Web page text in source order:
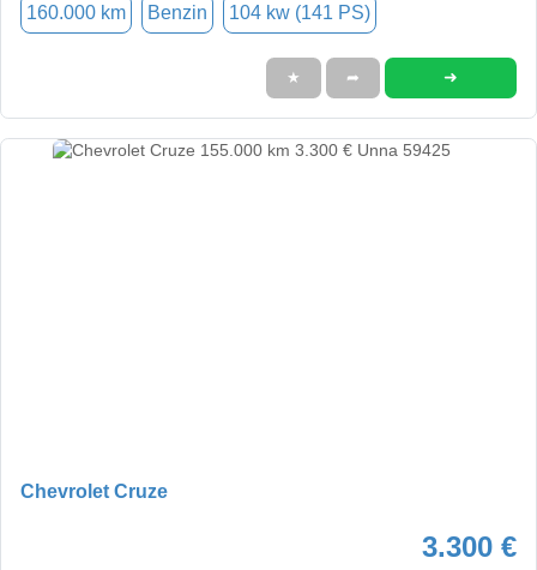
160.000 km Benzin 104 kw (141 PS)
★ ➦ ➜
Chevrolet Cruze
3.300 €